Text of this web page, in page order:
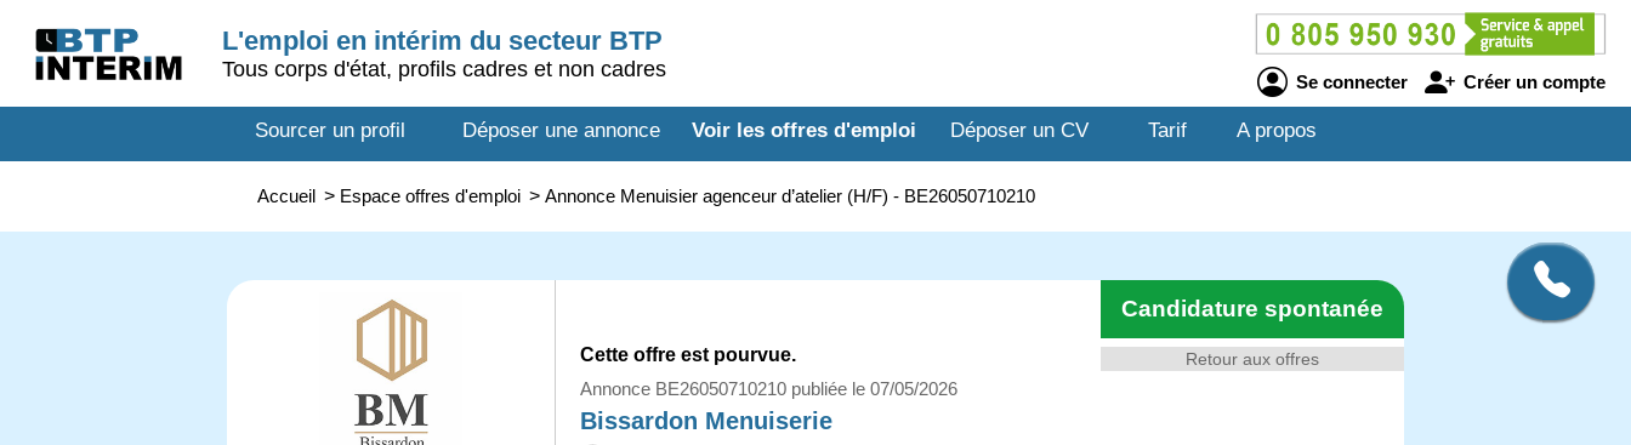
L'emploi en intérim du secteur BTP
Tous corps d'état, profils cadres et non cadres
Se connecter Créer un compte
Sourcer un profil Déposer une annonce Voir les offres d'emploi Déposer un CV Tarif A propos
Accueil > Espace offres d'emploi > Annonce Menuisier agenceur d’atelier (H/F) - BE26050710210
Retour aux offres
Candidature spontanée
Cette offre est pourvue.
Annonce BE26050710210 publiée le 07/05/2026
Bissardon Menuiserie